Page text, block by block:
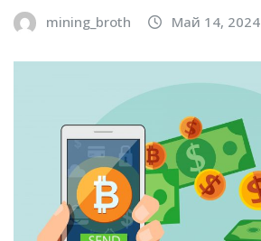
mining_broth Май 14, 2024